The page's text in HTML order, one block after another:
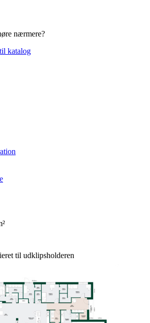
nærmere?
katalog
til udklipsholderen